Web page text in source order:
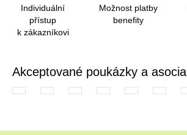
Individuální
přístup
k zákazníkovi
Možnost platby
benefity
Akceptované poukázky a